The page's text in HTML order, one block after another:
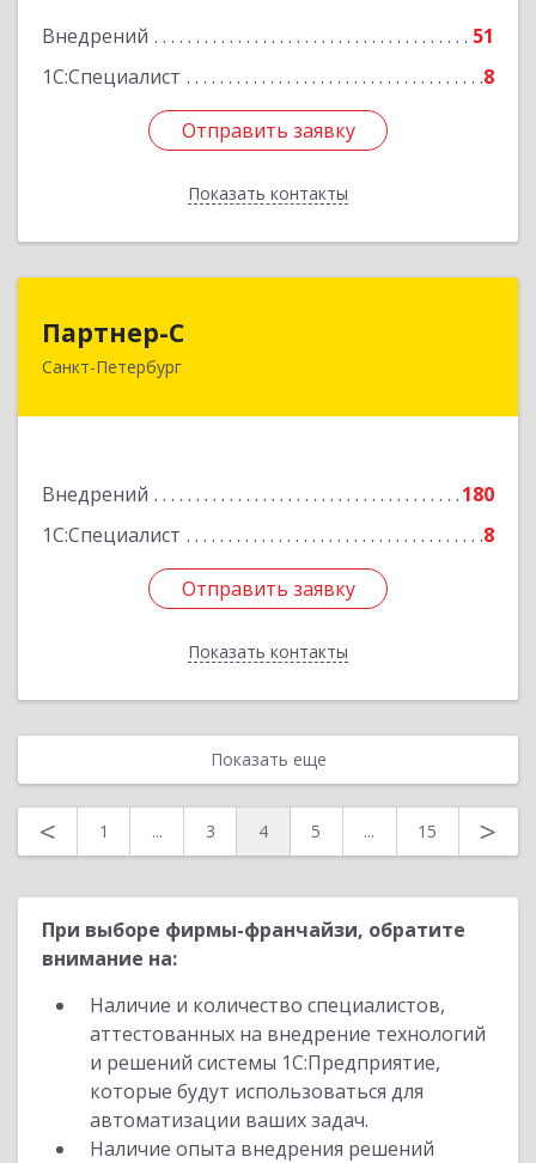
Внедрений
51
1С:Специалист
8
Отправить заявку
Показать контакты
Отправить заявку
Назад
Партнер-С
Санкт-Петербург
Внедрений
180
1С:Специалист
8
Отправить заявку
Показать контакты
197101, Санкт-Петербург г, Рентгена ул, дом №
Отправить заявку
Назад
Показать еще
< 1 ... 3 4 5 ... 15 >
При выборе фирмы-франчайзи, обратите
внимание на:
Наличие и количество специалистов,
аттестованных на внедрение технологий
и решений системы 1С:Предприятие,
которые будут использоваться для
автоматизации ваших задач.
Наличие опыта внедрения решений